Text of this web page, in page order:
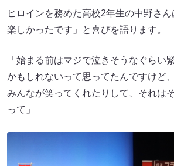
ヒロインを務めた高校2年生の中野さ
楽しかったです」と喜びを語ります。
「始まる前はマジで泣きそうなぐらい
かもしれないって思ってたんですけど
みんなが笑ってくれたりして、それは
って」